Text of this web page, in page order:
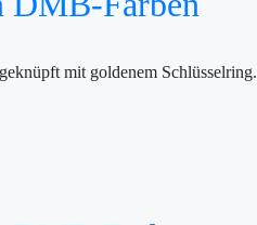
mit goldenem Schlüsselring.